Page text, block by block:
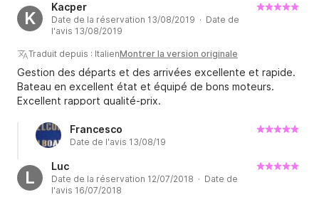
K
Kacper
Date de la réservation 13/08/2019 · Date de
l'avis 13/08/2019
Traduit depuis : ItalienMontrer la version originale
Gestion des départs et des arrivées excellente et rapide.
Bateau en excellent état et équipé de bons moteurs.
Excellent rapport qualité-prix.
Francesco
Date de l'avis 13/08/19
L
Luc
Date de la réservation 12/07/2018 · Date de
l'avis 16/07/2018